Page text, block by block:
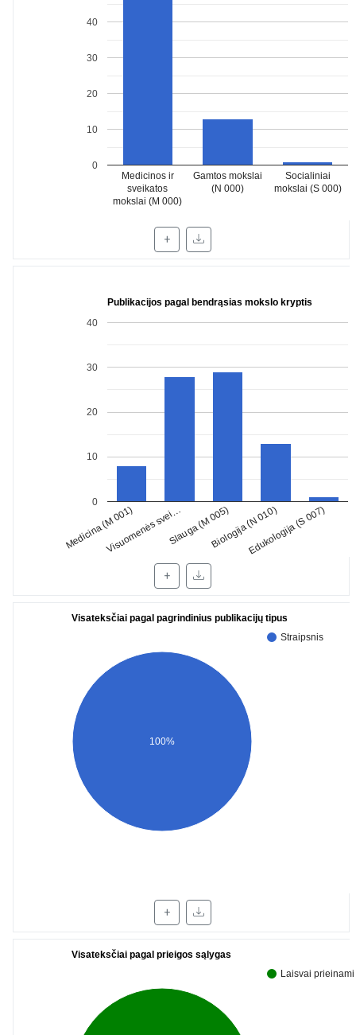
Medicinos ir
sveikatos
mokslai (M 000)
Gamtos mokslai
(N 000)
Socialiniai
mokslai (S 000)
0
10
20
30
40
+
Publikacijos pagal bendrąsias mokslo kryptis
Medicina (M 001)Visuomenės svei…Slauga (M 005)Biologija (N 010)Edukologija (S 007)
0
10
20
30
40
+
Visateksčiai pagal pagrindinius publikacijų tipus
Straipsnis
100%
+
Visateksčiai pagal prieigos sąlygas
Laisvai prieinami